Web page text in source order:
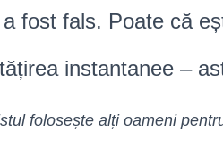
fost fals. Poate că
instantanee –
folosește alți oameni